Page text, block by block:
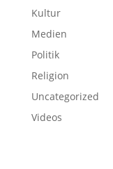
Kultur
Medien
Politik
Religion
Uncategorized
Videos